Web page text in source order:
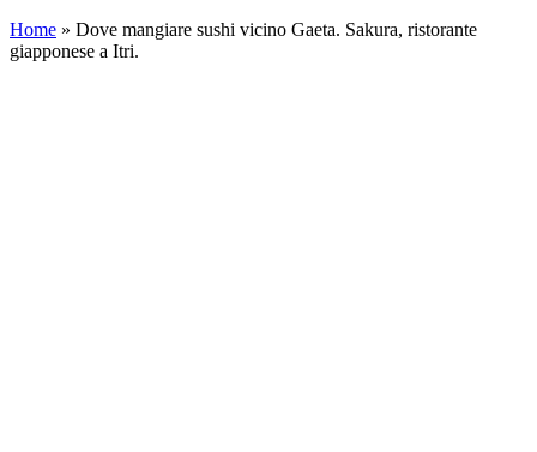
Home » Dove mangiare sushi vicino Gaeta. Sakura, ristorante
giapponese a Itri.